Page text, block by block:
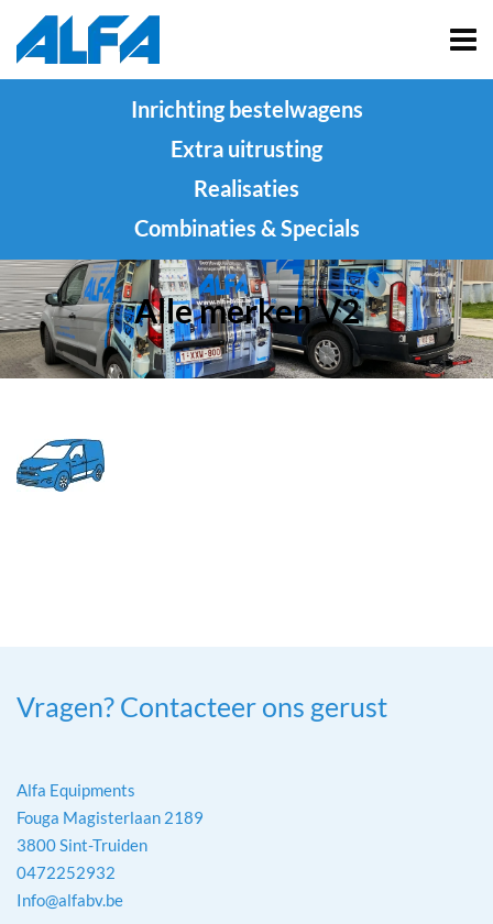
Inrichting bestelwagens
Extra uitrusting
Realisaties
Combinaties & Specials
Alle merken V2
Vragen? Contacteer ons gerust
Alfa Equipments
Fouga Magisterlaan 2189
3800 Sint-Truiden
0472252932
Info@alfabv.be